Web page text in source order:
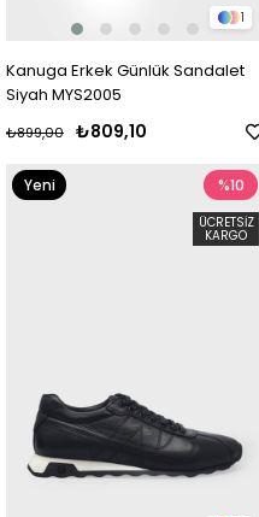
1
Kanuga Erkek Günlük Sandalet
Siyah MYS2005
₺809,10
₺899,00
%10
ÜCRETSIZ
KARGO
Yeni